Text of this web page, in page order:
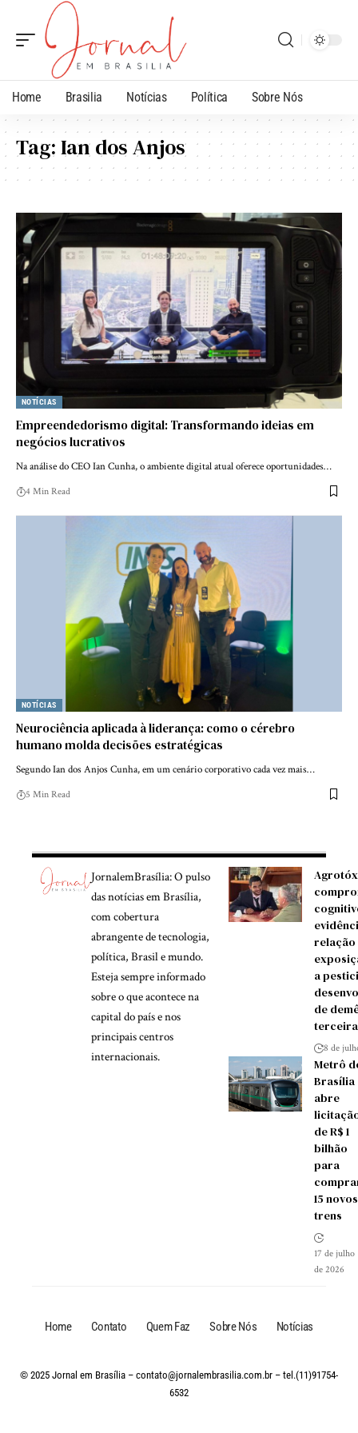
Home Brasilia Notícias Política Sobre Nós
Tag:Ian dos Anjos
NOTÍCIAS
Empreendedorismo digital: Transformando ideias em
negócios lucrativos
Na análise do CEO Ian Cunha, o ambiente digital atual oferece oportunidades…
4 Min Read
NOTÍCIAS
Neurociência aplicada à liderança: como o cérebro
humano molda decisões estratégicas
Segundo Ian dos Anjos Cunha, em um cenário corporativo cada vez mais…
5 Min Read
JornalemBrasília: O pulso
das notícias em Brasília,
com cobertura
abrangente de tecnologia,
política, Brasil e mundo.
Esteja sempre informado
sobre o que acontece na
capital do país e nos
principais centros
internacionais.
a
de
8 de
Metrô
Brasília
abre
de R$ 1
bilhão
para
15 novos
trens
17 de julho
de 2026
Home Contato Quem Faz Sobre Nós Notícias
© 2025 Jornal em Brasília – contato@jornalembrasilia.com.br – tel.(11)91754-
6532